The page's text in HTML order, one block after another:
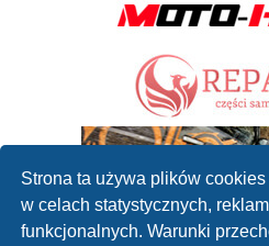
Strona ta używa plików
w celach statystycznych,
funkcjonalnych. Warunki